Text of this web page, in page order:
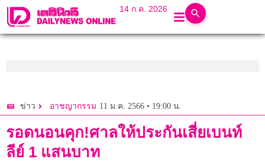
14 ก.ค. 2026
ข่าว อาชญากรรม 11 ม.ค. 2566 • 19:00 น.
รอดนอนคุก!ศาลให้ประกันเสี่ยเบนท์
ลีย์ 1 แสนบาท